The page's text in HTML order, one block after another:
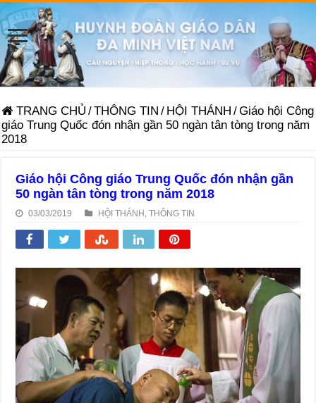
TRANG CHỦ /THÔNG TIN / HỘI THÁNH /Giáo hội Công
giáo Trung Quốc đón nhận gần 50 ngàn tân tòng trong năm
2018
Giáo hội Công giáo Trung Quốc đón nhận gần
50 ngàn tân tòng trong năm 2018
03/03/2019 HỘI THÁNH ,THÔNG TIN